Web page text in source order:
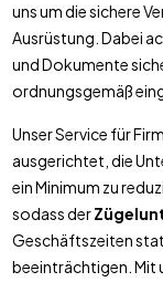
uns um die sichere
Ausrüstung. Dabei
und Dokumente
ordnungsgemäß
Unser Service für
ausgerichtet, die
ein Minimum zu
sodass der
Geschäftszeiten
beeinträchtigen. Mit